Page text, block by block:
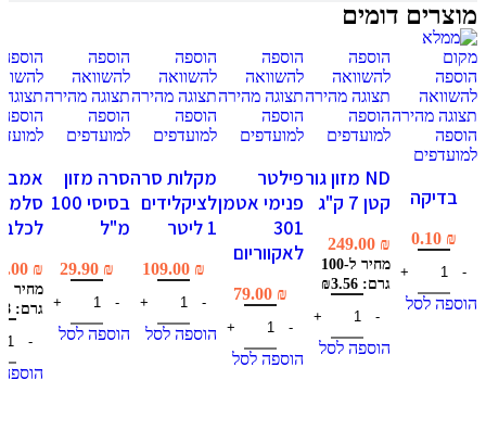
מוצרים דומים
הוספה
להשוואה
תצוגה מהירה
הוספה
למועדפים
בדיקה
0.10 ₪
הוספה לסל
הוספה
להשוואה
תצוגה מהירה
הוספה
למועדפים
ND מזון גור
קטן 7 ק"ג
249.00 ₪
מחיר ל-100
גרם: ₪3.56
הוספה לסל
הוספה
להשוואה
תצוגה מהירה
הוספה
למועדפים
פילטר
פנימי אטמן
301
לאקווריום
79.00 ₪
הוספה לסל
הוספה
להשוואה
תצוגה מהירה
הוספה
למועדפים
מקלות סרה
לציקלידים
1 ליטר
109.00 ₪
הוספה לסל
הוספה
להשוואה
תצוגה מהירה
הוספה
למועדפים
סרה מזון
בסיסי 100
מ"ל
29.90 ₪
הוספה לסל
הוספה
הוספה
לכלב 6 ק"ג
₪
גרם: ₪3.98